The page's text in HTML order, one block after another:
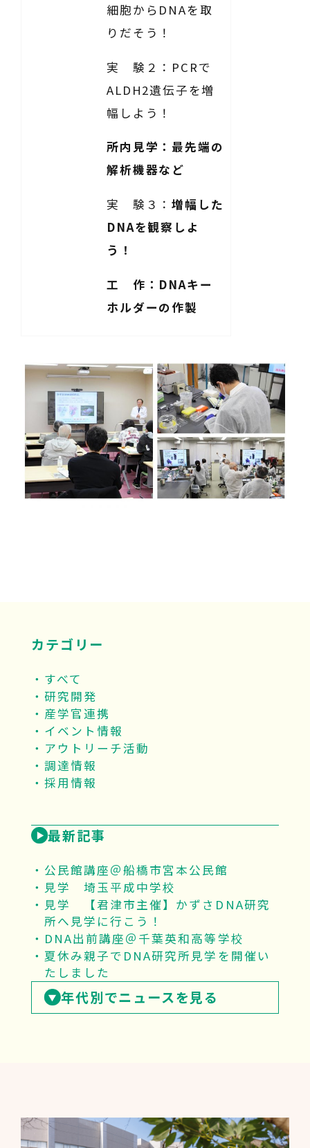
細胞からDNAを取
りだそう！
実 験２：PCRで
ALDH2遺伝子を増
幅しよう！
所内見学：最先端の
解析機器など
実 験３：増幅した
DNAを観察しよ
う！
工 作：DNAキー
ホルダーの作製
カテゴリー
すべて
研究開発
産学官連携
イベント情報
アウトリーチ活動
調達情報
採用情報
最新記事
公民館講座＠船橋市宮本公民館
見学 埼玉平成中学校
見学 【君津市主催】かずさDNA研究
所へ見学に行こう！
DNA出前講座＠千葉英和高等学校
夏休み親子でDNA研究所見学を開催い
たしました
年代別でニュースを見る